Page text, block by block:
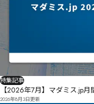
特集記事
【2026年7月】マダミス.jp
2026年8月3日更新